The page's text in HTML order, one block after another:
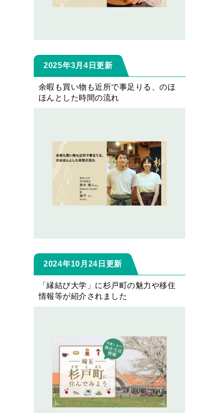
2025年3月4日更新
余暇も買い物も近所で事足りる、のほ
ほんとした時間の流れ
2024年10月24日更新
「縁結び大学」に杉戸町の魅力や移住
情報等が紹介されました